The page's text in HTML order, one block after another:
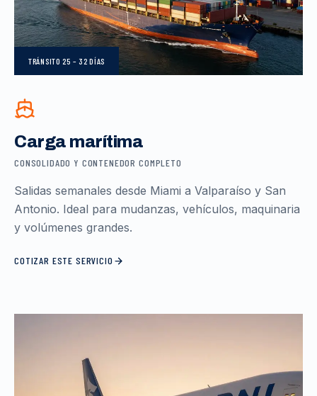
TRÁNSITO 25 – 32 DÍAS
Carga marítima
CONSOLIDADO Y CONTENEDOR COMPLETO
Salidas semanales desde Miami a Valparaíso y San
Antonio. Ideal para mudanzas, vehículos, maquinaria
y volúmenes grandes.
COTIZAR ESTE SERVICIO